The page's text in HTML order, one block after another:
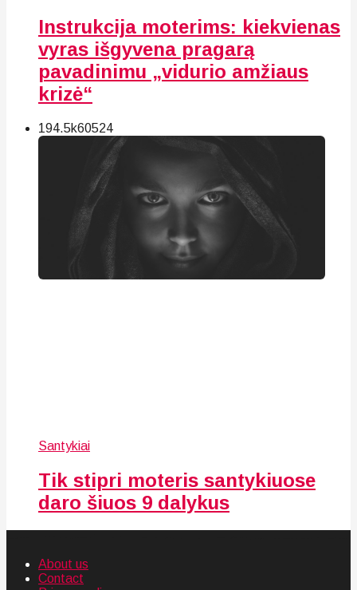
Instrukcija moterims: kiekvienas
vyras išgyvena pragarą
pavadinimu „vidurio amžiaus
krizė“
194.5k60524
Santykiai
Tik stipri moteris santykiuose
daro šiuos 9 dalykus
About us
Contact